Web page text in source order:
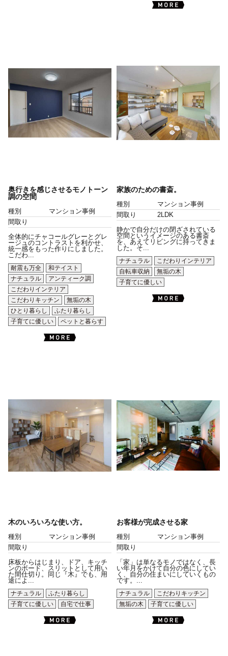
奥行きを感じさせるモノトーン
調の空間
種別
マンション事例
間取り
全体的にチャコールグレーとグレ
ージュのコントラストを利かせ、
統一感をもった作りにしました。
こだわ...
耐震も万全
和テイスト
ナチュラル
アンティーク調
こだわりインテリア
こだわりキッチン
無垢の木
ひとり暮らし
ふたり暮らし
子育てに優しい
ペットと暮らす
家族のための書斎。
種別
マンション事例
間取り
2LDK
静かで自分だけの閉ざされている
空間というイメージのある書斎
を、あえてリビングに持ってきま
した。そ...
ナチュラル
こだわりインテリア
自転車収納
無垢の木
子育てに優しい
木のいろいろな使い方。
種別
マンション事例
間取り
床板からはじまり、ドア、キッチ
ンのボード、スリットとして用い
た間仕切り。同じ『木』でも、用
途によ...
ナチュラル
ふたり暮らし
子育てに優しい
自宅で仕事
お客様が完成させる家
種別
マンション事例
間取り
「家」は単なるモノではなく、長
い年月をかけて自分の色にしてい
く、自分の住まいにしていくもの
です。...
ナチュラル
こだわりキッチン
無垢の木
子育てに優しい